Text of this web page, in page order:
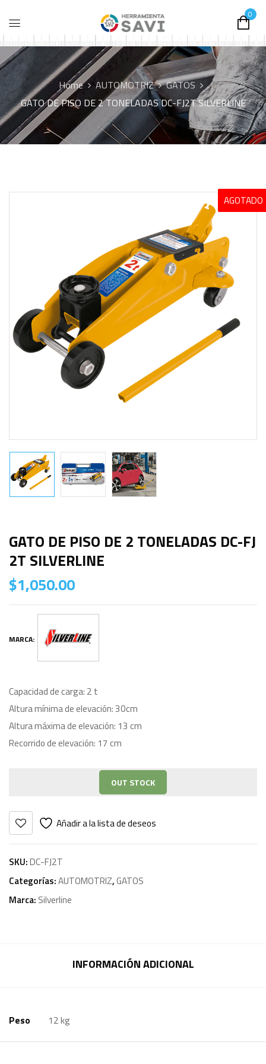
0
Home AUTOMOTRIZ
GATOS
GATO DE PISO DE 2 TONELADAS DC-FJ2T SILVERLINE
AGOTADO
GATO DE PISO DE 2 TONELADAS DC-FJ
2T SILVERLINE
$1,050.00
MARCA:
Capacidad de carga: 2 t
Altura mínima de elevación: 30cm
Altura máxima de elevación: 13 cm
Recorrido de elevación: 17 cm
OUT STOCK
Añadir a la lista de deseos
SKU:DC-FJ2T
Categorías:AUTOMOTRIZ,GATOS
Marca: Silverline
INFORMACIÓN ADICIONAL
Peso 12 kg